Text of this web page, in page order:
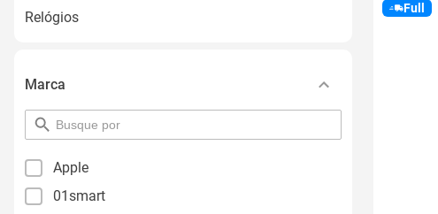
Relógios
Marca
pesquisar
por
Apple
01smart
Full